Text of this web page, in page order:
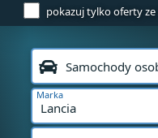
pokazuj tylko oferty ze
Samochody
Lancia
Marka